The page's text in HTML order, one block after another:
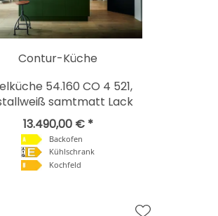
Contur-Küche
54.160 CO 4 521,
samtmatt Lack
13.490,00 € *
Backofen
Kühlschrank
Kochfeld